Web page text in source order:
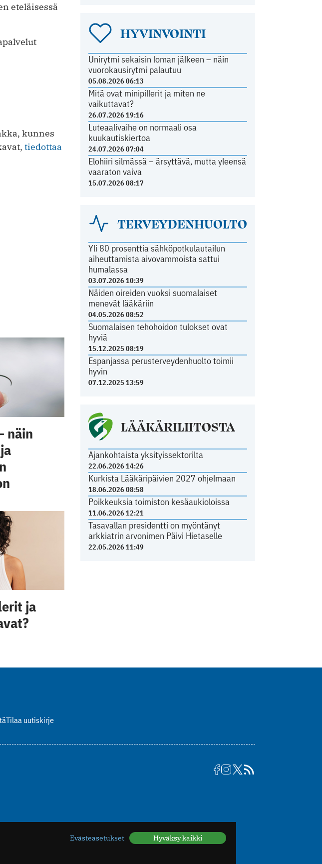
HYVINVOINTI
Unirytmi sekaisin loman jälkeen – näin
vuorokausirytmi palautuu
05.08.2026 06:13
Mitä ovat minipillerit ja miten ne
vaikuttavat?
26.07.2026 19:16
Luteaalivaihe on normaali osa
kuukautiskiertoa
24.07.2026 07:04
Elohiiri silmässä – ärsyttävä, mutta yleensä
vaaraton vaiva
15.07.2026 08:17
TERVEYDENHUOLTO
Yli 80 prosenttia sähköpotkulautailun
aiheuttamista aivovammoista sattui
humalassa
03.07.2026 10:39
Näiden oireiden vuoksi suomalaiset
menevät lääkäriin
04.05.2026 08:52
Suomalaisen tehohoidon tulokset ovat
hyviä
15.12.2025 08:19
Espanjassa perusterveydenhuolto toimii
hyvin
07.12.2025 13:59
LÄÄKÄRILIITOSTA
Ajankohtaista yksityissektorilta
22.06.2026 14:26
Kurkista Lääkäripäivien 2027 ohjelmaan
18.06.2026 08:58
Poikkeuksia toimiston kesäaukioloissa
11.06.2026 12:21
Tasavallan presidentti on myöntänyt
arkkiatrin arvonimen Päivi Hietaselle
22.05.2026 11:49
eteläisessä
kunnes
tiedottaa
näin
ja
Tilaa uutiskirje
Evästeasetukset Hyväksy kaikki